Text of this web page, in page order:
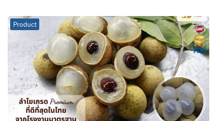
Product